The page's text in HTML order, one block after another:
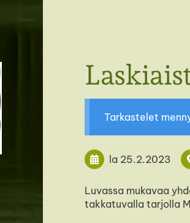
SFC Savonlinnan seutu ry
Tarkastelet
la 25.2.2023
Luvassa mukavaa
takkatuvalla tarjolla